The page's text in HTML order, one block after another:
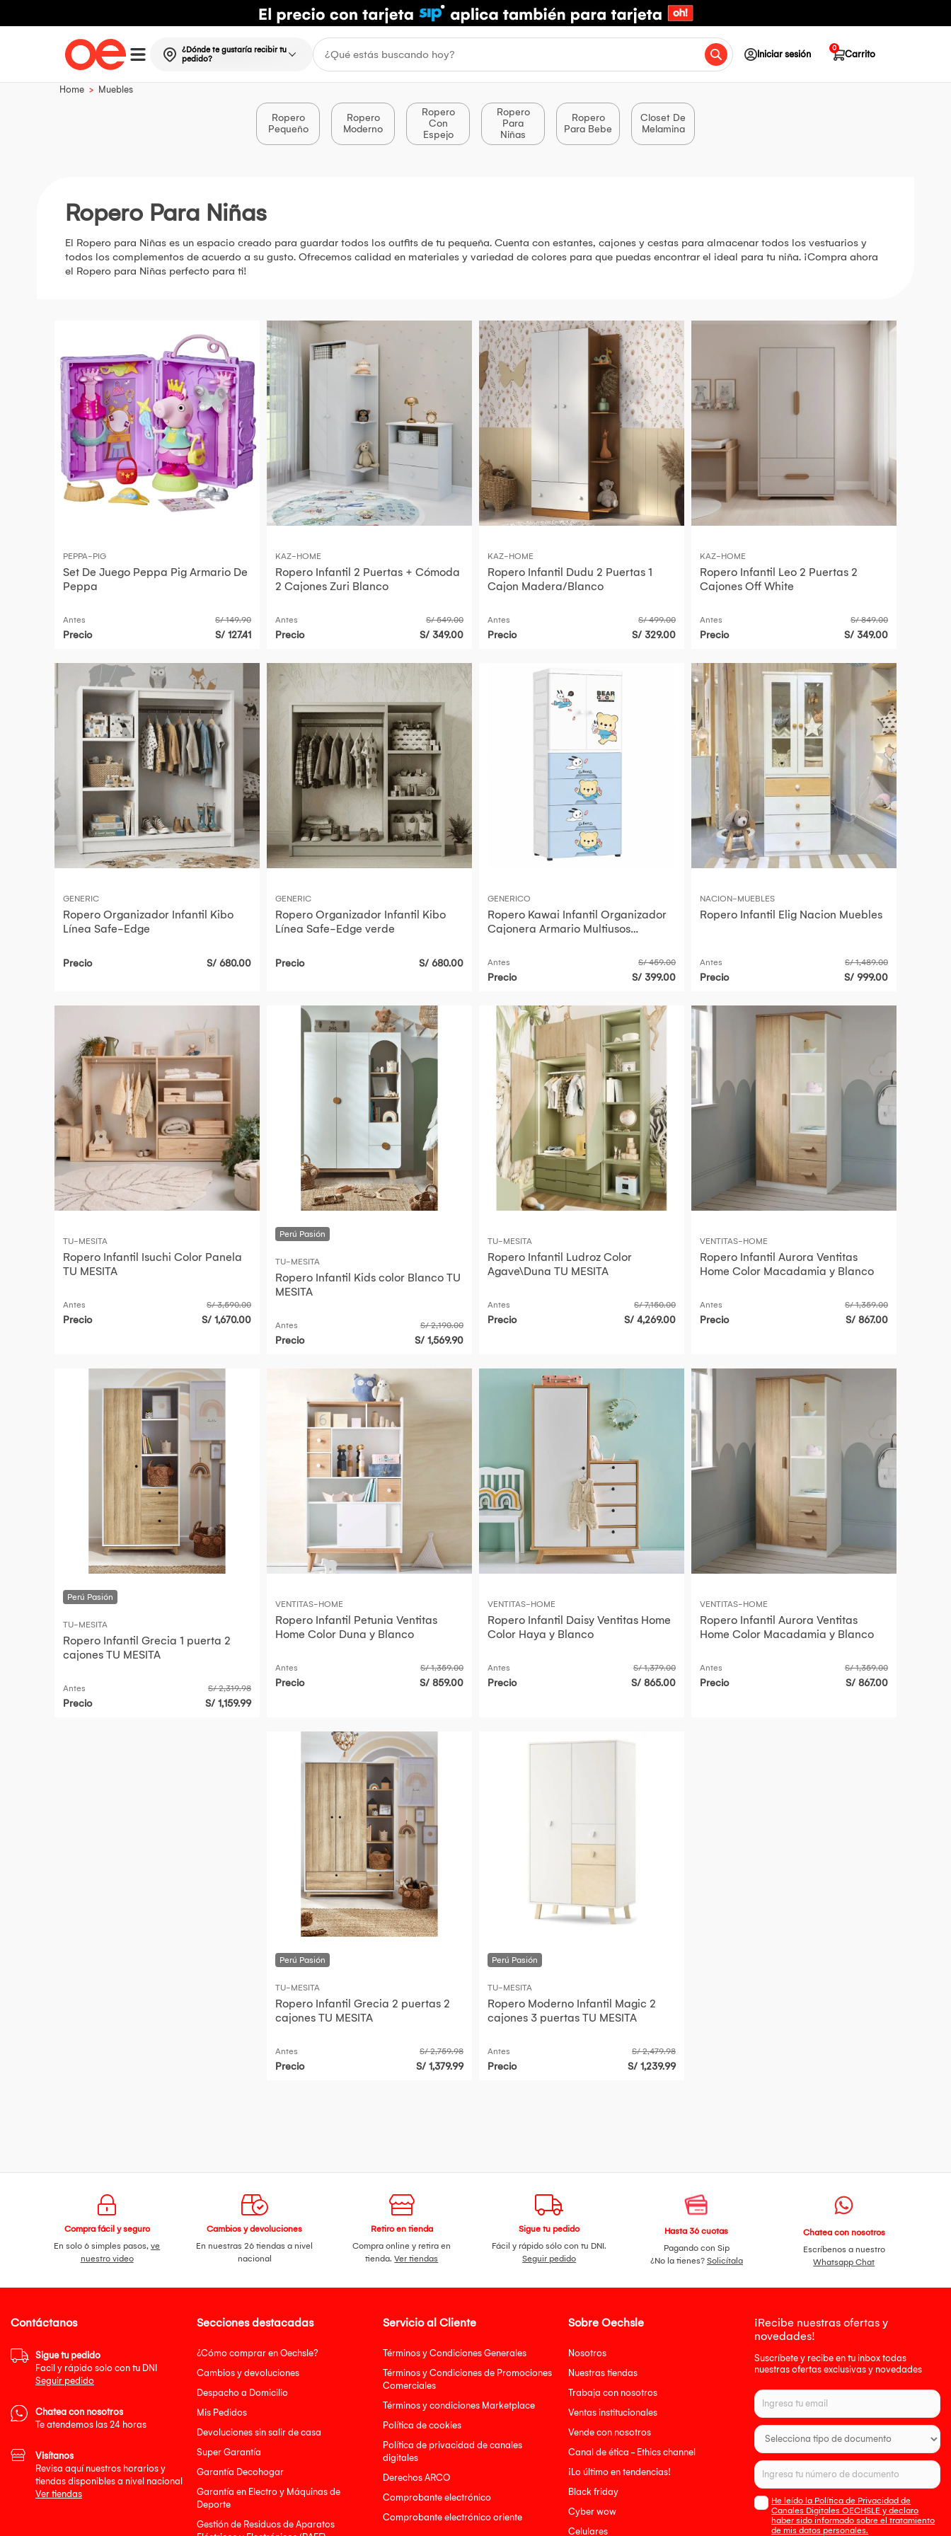
¿Dónde te gustaría recibir tu
pedido?
Iniciar sesión Carrito
0
Home > Muebles
Ropero
Pequeño
Ropero
Moderno
Ropero
Con
Espejo
Ropero
Para
Niñas
Ropero
Para Bebe
Closet De
Melamina
Ropero Para Niñas
El Ropero para Niñas es un espacio creado para guardar todos los outfits de tu pequeña. Cuenta con estantes, cajones y cestas para almacenar todos los vestuarios y
todos los complementos de acuerdo a su gusto. Ofrecemos calidad en materiales y variedad de colores para que puedas encontrar el ideal para tu niña. ¡Compra ahora
el Ropero para Niñas perfecto para ti!
PEPPA-PIG
Set De Juego Peppa Pig Armario De
Peppa
Antes S/ 149.90
Precio S/ 127.41
KAZ-HOME
Ropero Infantil 2 Puertas + Cómoda
2 Cajones Zuri Blanco
Antes S/ 549.00
Precio S/ 349.00
KAZ-HOME
Ropero Infantil Dudu 2 Puertas 1
Cajon Madera/Blanco
Antes S/ 499.00
Precio S/ 329.00
KAZ-HOME
Ropero Infantil Leo 2 Puertas 2
Cajones Off White
Antes S/ 849.00
Precio S/ 349.00
GENERIC
Ropero Organizador Infantil Kibo
Línea Safe-Edge
Precio S/ 680.00
GENERIC
Ropero Organizador Infantil Kibo
Línea Safe-Edge verde
Precio S/ 680.00
GENERICO
Ropero Kawai Infantil Organizador
Cajonera Armario Multiusos
101845
Antes S/ 459.00
Precio S/ 399.00
NACION-MUEBLES
Ropero Infantil Elig Nacion Muebles
Antes S/ 1,489.00
Precio S/ 999.00
TU-MESITA
Ropero Infantil Isuchi Color Panela
TU MESITA
Antes S/ 3,590.00
Precio S/ 1,670.00
TU-MESITA
Ropero Infantil Kids color Blanco TU
MESITA
Antes S/ 2,190.00
Precio S/ 1,569.90
TU-MESITA
Ropero Infantil Ludroz Color
Agave\Duna TU MESITA
Antes S/ 7,150.00
Precio S/ 4,269.00
VENTITAS-HOME
Ropero Infantil Aurora Ventitas
Home Color Macadamia y Blanco
Antes S/ 1,359.00
Precio S/ 867.00
TU-MESITA
Ropero Infantil Grecia 1 puerta 2
cajones TU MESITA
Antes S/ 2,319.98
Precio S/ 1,159.99
VENTITAS-HOME
Ropero Infantil Petunia Ventitas
Home Color Duna y Blanco
Antes S/ 1,359.00
Precio S/ 859.00
VENTITAS-HOME
Ropero Infantil Daisy Ventitas Home
Color Haya y Blanco
Antes S/ 1,379.00
Precio S/ 865.00
VENTITAS-HOME
Ropero Infantil Aurora Ventitas
Home Color Macadamia y Blanco
Antes S/ 1,359.00
Precio S/ 867.00
TU-MESITA
Ropero Infantil Grecia 2 puertas 2
cajones TU MESITA
Antes S/ 2,759.98
Precio S/ 1,379.99
TU-MESITA
Ropero Moderno Infantil Magic 2
cajones 3 puertas TU MESITA
Antes S/ 2,479.98
Precio S/ 1,239.99
Compra fácil y seguro
En solo 6 simples pasos,ve
nuestro video
Cambios y devoluciones
En nuestras 26 tiendas a nivel
nacional
Retiro en tienda
Compra online y retira en
tienda.Ver tiendas
Sigue tu pedido
Fácil y rápido sólo con tu DNI.
Seguir pedido
Hasta 36 cuotas
Pagando con Sip
¿No la tienes? Solicítala
Chatea con nosotros
Escríbenos a nuestro
Whatsapp Chat
Secciones destacadas
¿Cómo comprar en Oechsle?
Cambios y devoluciones
Despacho a Domicilio
Mis Pedidos
Devoluciones sin salir de casa
Super Garantía
Garantía Decohogar
Garantía en Electro y Máquinas de
Deporte
Gestión de Residuos de Aparatos
Servicio al Cliente
Términos y Condiciones Generales
Términos y Condiciones de Promociones
Comerciales
Términos y condiciones Marketplace
Política de cookies
Política de privacidad de canales
digitales
Derechos ARCO
Comprobante electrónico
Comprobante electrónico oriente
Sobre Oechsle
Nosotros
Nuestras tiendas
Trabaja con nosotros
Ventas institucionales
Vende con nosotros
Canal de ética - Ethics channel
¡Lo último en tendencias!
Black friday
Cyber wow
Celulares
¡Recibe nuestras ofertas y
novedades!
Suscríbete y recibe en tu inbox todas
nuestras ofertas exclusivas y novedades
He leído la Política de Privacidad de
Canales Digitales OECHSLE y declaro
haber sido informado sobre el tratamiento
de mis datos personales.
Contáctanos
Sigue tu pedido
Facil y rápido solo con tu DNI
Seguir pedido
Chatea con nosotros
Te atendemos las 24 horas
Visítanos
Revisa aquí nuestros horarios y
tiendas disponibles a nivel nacional
Ver tiendas